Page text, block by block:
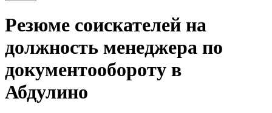
Резюме соискателей на
должность менеджера по
документообороту в
Абдулино